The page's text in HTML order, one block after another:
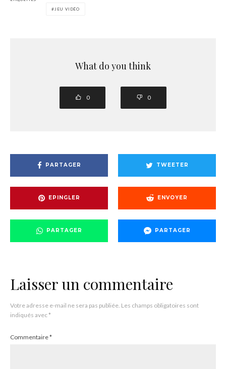
JEU VIDÉO
What do you think
0 0
PARTAGER TWEETER
EPINGLER ENVOYER
PARTAGER PARTAGER
Laisser un commentaire
Votre adresse e-mail ne sera pas publiée. Les champs obligatoires sont
indiqués avec*
Commentaire*